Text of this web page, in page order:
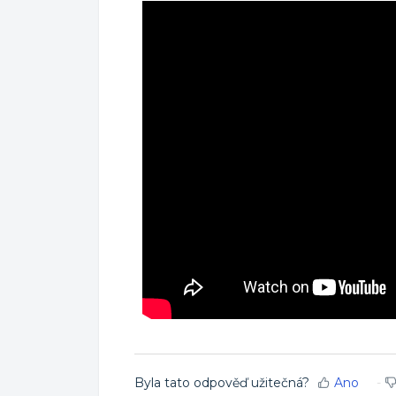
Byla tato odpověď užitečná? Ano